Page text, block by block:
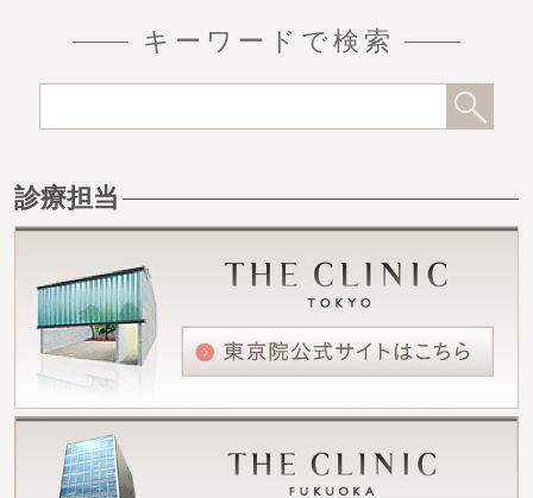
キーワードで検索
診療担当